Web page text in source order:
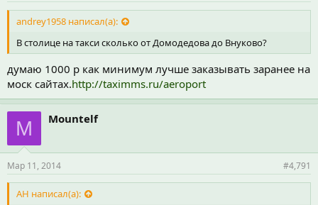
andrey1958 написал(а):
В столице на такси сколько от Домодедова до Внуково?
думаю 1000 р как минимум лучше заказывать заранее на
моск сайтах.http://taximms.ru/aeroport
M Mountelf
Мар 11, 2014 #4,791
АН написал(а):